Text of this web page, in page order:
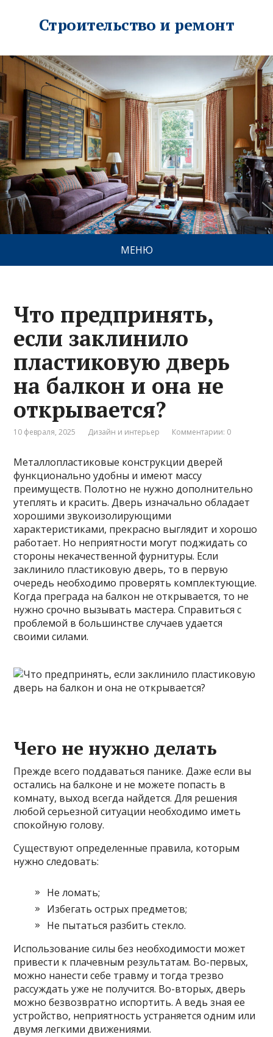
Строительство и ремонт
МЕНЮ
Что предпринять,
если заклинило
пластиковую дверь
на балкон и она не
открывается?
10 февраля, 2025 Дизайн и интерьер Комментарии: 0
Металлопластиковые конструкции дверей
функционально удобны и имеют массу
преимуществ. Полотно не нужно дополнительно
утеплять и красить. Дверь изначально обладает
хорошими звукоизолирующими
характеристиками, прекрасно выглядит и хорошо
работает. Но неприятности могут поджидать со
стороны некачественной фурнитуры. Если
заклинило пластиковую дверь, то в первую
очередь необходимо проверять комплектующие.
Когда преграда на балкон не открывается, то не
нужно срочно вызывать мастера. Справиться с
проблемой в большинстве случаев удается
своими силами.
Чего не нужно делать
Прежде всего поддаваться панике. Даже если вы
остались на балконе и не можете попасть в
комнату, выход всегда найдется. Для решения
любой серьезной ситуации необходимо иметь
спокойную голову.
Существуют определенные правила, которым
нужно следовать:
Не ломать;
Избегать острых предметов;
Не пытаться разбить стекло.
Использование силы без необходимости может
привести к плачевным результатам. Во-первых,
можно нанести себе травму и тогда трезво
рассуждать уже не получится. Во-вторых, дверь
можно безвозвратно испортить. А ведь зная ее
устройство, неприятность устраняется одним или
двумя легкими движениями.